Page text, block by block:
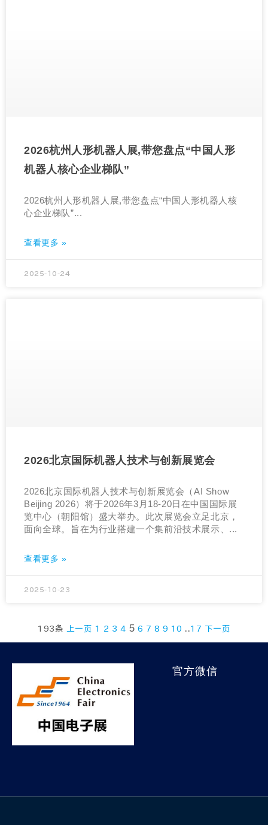
2026杭州人形机器人展,带您盘点“中国人形
机器人核心企业梯队”
2026杭州人形机器人展,带您盘点“中国人形机器人核
心企业梯队”...
查看更多 »
2025-10-24
2026北京国际机器人技术与创新展览会
2026北京国际机器人技术与创新展览会（AI Show
Beijing 2026）将于2026年3月18-20日在中国国际展
览中心（朝阳馆）盛大举办。此次展览会立足北京，
面向全球。旨在为行业搭建一个集前沿技术展示、...
查看更多 »
2025-10-23
193条 上一页 1 2 3 4 5 6 7 8 9 10 17 下一页
官方微信